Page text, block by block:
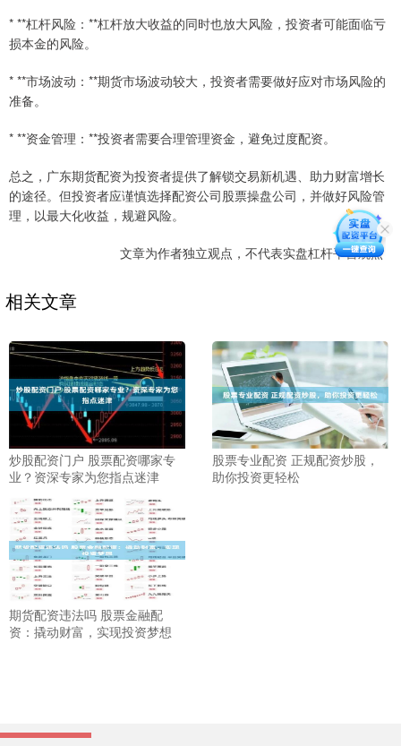
* **杠杆风险：**杠杆放大收益的同时也放大风险，投资者可能面临亏
损本金的风险。
* **市场波动：**期货市场波动较大，投资者需要做好应对市场风险的
准备。
* **资金管理：**投资者需要合理管理资金，避免过度配资。
总之，广东期货配资为投资者提供了解锁交易新机遇、助力财富增长
的途径。但投资者应谨慎选择配资公司股票操盘公司，并做好风险管
理，以最大化收益，规避风险。
文章为作者独立观点，不代表实盘杠杆平台观点
相关文章
炒股配资门户 股票配资哪家专
业？资深专家为您指点迷津
股票专业配资 正规配资炒股，
助你投资更轻松
期货配资违法吗 股票金融配
资：撬动财富，实现投资梦想